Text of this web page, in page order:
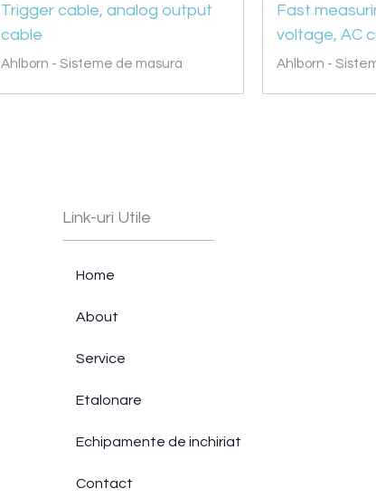
Trigger cable, analog output
cable
Ahlborn - Sisteme de masura
Fast
voltage, AC
Ahlborn -
Link-uri Utile
Home
About
Service
Etalonare
Echipamente de inchiriat
Contact